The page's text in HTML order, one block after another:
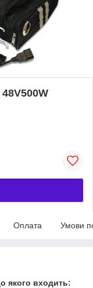
Оплата Умови
якого входить: